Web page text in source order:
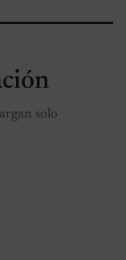
solo